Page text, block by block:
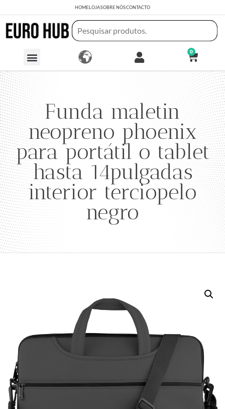
HOMELOJASOBRE NÓSCONTACTO
0
Funda maletin
neopreno phoenix
para portátil o tablet
hasta 14pulgadas
interior terciopelo
negro